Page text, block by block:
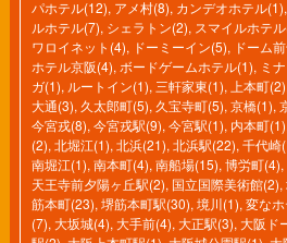
パホテル(12), アメ村(8), カンデオホテル(1),
ルホテル(7), シェラトン(2), スマイルホテ
ワロイネット(4), ドーミーイン(5), ドーム
ホテル京阪(4), ボードゲームホテル(1), ミ
ガ(1), ルートイン(1), 三軒家東(1), 上本町(2)
大通(3), 久太郎町(5), 久宝寺町(5), 京橋(1),
今宮戎(8), 今宮戎駅(9), 今宮駅(1), 内本町(1)
(2), 北堀江(1), 北浜(21), 北浜駅(22), 千代崎
南堀江(1), 南本町(4), 南船場(15), 博労町(4),
天王寺前夕陽ヶ丘駅(2), 国立国際美術館(2),
筋本町(23), 堺筋本町駅(30), 境川(1), 変な
(7), 大坂城(4), 大手前(4), 大正駅(3), 大阪ド